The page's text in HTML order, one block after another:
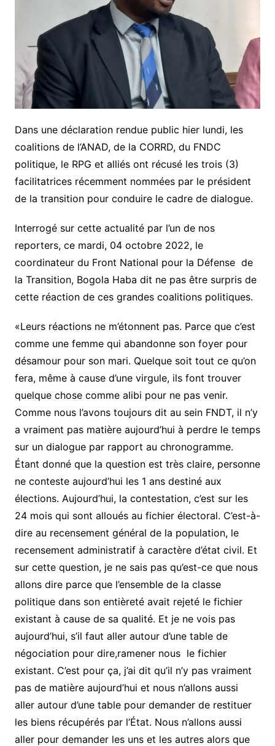
Dans une déclaration rendue public hier lundi, les
coalitions de l’ANAD, de la CORRD, du FNDC
politique, le RPG et alliés ont récusé les trois (3)
facilitatrices récemment nommées par le président
de la transition pour conduire le cadre de dialogue.
Interrogé sur cette actualité par l’un de nos
reporters, ce mardi, 04 octobre 2022, le
coordinateur du Front National pour la Défense de
la Transition, Bogola Haba dit ne pas être surpris de
cette réaction de ces grandes coalitions politiques.
«Leurs réactions ne m’étonnent pas. Parce que c’est
comme une femme qui abandonne son foyer pour
désamour pour son mari. Quelque soit tout ce qu’on
fera, même à cause d’une virgule, ils font trouver
quelque chose comme alibi pour ne pas venir.
Comme nous l’avons toujours dit au sein FNDT, il n’y
a vraiment pas matière aujourd’hui à perdre le temps
sur un dialogue par rapport au chronogramme.
Étant donné que la question est très claire, personne
ne conteste aujourd’hui les 1 ans destiné aux
élections. Aujourd’hui, la contestation, c’est sur les
24 mois qui sont alloués au fichier électoral. C’est-à-
dire au recensement général de la population, le
recensement administratif à caractère d’état civil. Et
sur cette question, je ne sais pas qu’est-ce que nous
allons dire parce que l’ensemble de la classe
politique dans son entièreté avait rejeté le fichier
existant à cause de sa qualité. Et je ne vois pas
aujourd’hui, s’il faut aller autour d’une table de
négociation pour dire,ramener nous le fichier
existant. C’est pour ça, j’ai dit qu’il n’y pas vraiment
pas de matière aujourd’hui et nous n’allons aussi
aller autour d’une table pour demander de restituer
les biens récupérés par l’État. Nous n’allons aussi
aller pour demander les uns et les autres alors que